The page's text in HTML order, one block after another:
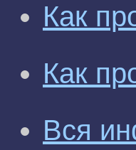
Как
Как
Вся